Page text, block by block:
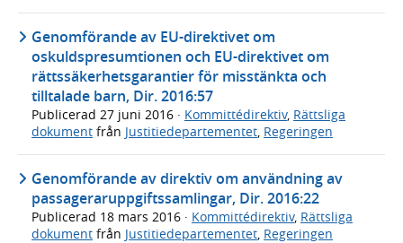
Genomförande av EU-direktivet om
oskuldspresumtionen och EU-direktivet om
rättssäkerhetsgarantier för misstänkta och
tilltalade barn, Dir. 2016:57
Publicerad 27 juni 2016 · Kommittédirektiv, Rättsliga
dokument från Justitiedepartementet, Regeringen
Genomförande av direktiv om användning av
passageraruppgiftssamlingar, Dir. 2016:22
Publicerad 18 mars 2016 · Kommittédirektiv, Rättsliga
dokument från Justitiedepartementet, Regeringen